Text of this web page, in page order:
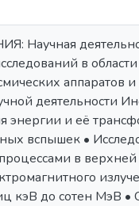
в
аппаратов
деятельности
энергии и её
вспышек •
в
кэВ до сотен МэВ •